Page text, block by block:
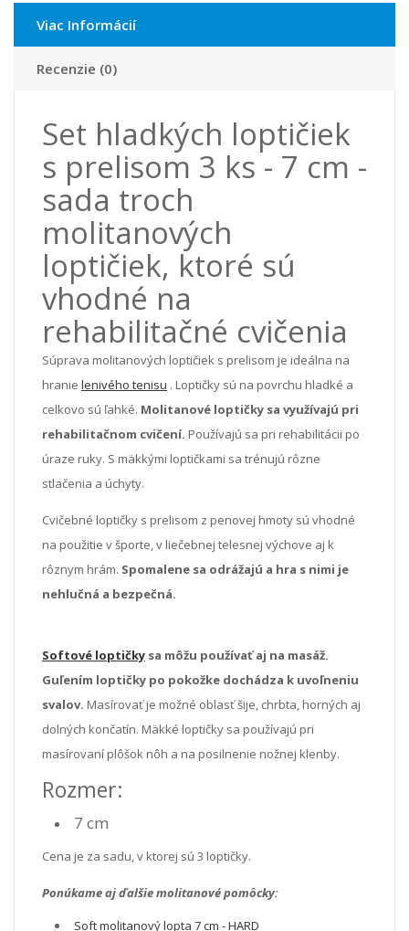
Viac Informácií
Recenzie (0)
Set hladkých loptičiek
s prelisom 3 ks - 7 cm -
sada troch
molitanových
loptičiek, ktoré sú
vhodné na
rehabilitačné cvičenia
Súprava molitanových loptičiek s prelisom je ideálna na
hranie lenivého tenisu . Loptičky sú na povrchu hladké a
celkovo sú ľahké. Molitanové loptičky sa využívajú pri
rehabilitačnom cvičení. Používajú sa pri rehabilitácii po
úraze ruky. S mäkkými loptičkami sa trénujú rôzne
stlačenia a úchyty.
Cvičebné loptičky s prelisom z penovej hmoty sú vhodné
na použitie v športe, v liečebnej telesnej výchove aj k
rôznym hrám. Spomalene sa odrážajú a hra s nimi je
nehlučná a bezpečná.
Softové loptičky sa môžu používať aj na masáž.
Guľením loptičky po pokožke dochádza k uvoľneniu
svalov. Masírovať je možné oblasť šije, chrbta, horných aj
dolných končatín. Mäkké loptičky sa používajú pri
masírovaní plôšok nôh a na posilnenie nožnej klenby.
Rozmer:
7 cm
Cena je za sadu, v ktorej sú 3 loptičky.
Ponúkame aj ďalšie molitanové pomôcky:
Soft molitanový lopta 7 cm - HARD